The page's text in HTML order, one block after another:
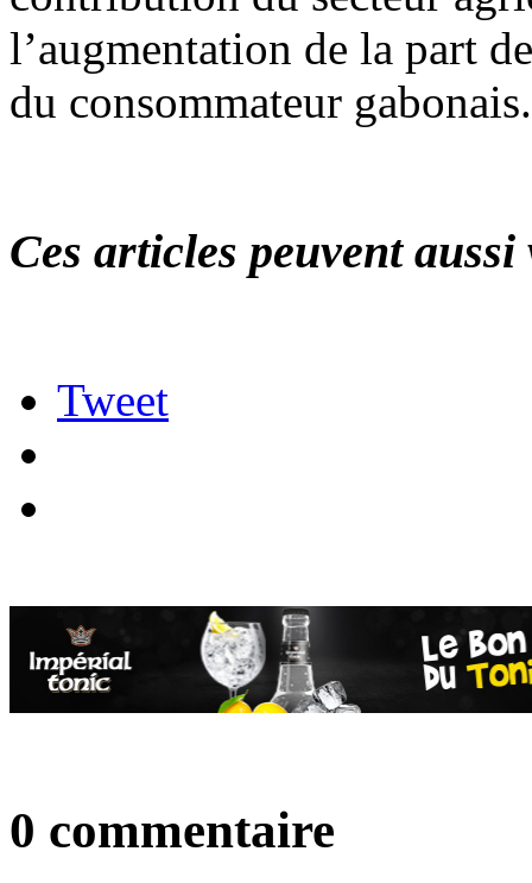
l’augmentation de la part
du consommateur gabonais.
Ces articles peuvent
Tweet
0 commentaire